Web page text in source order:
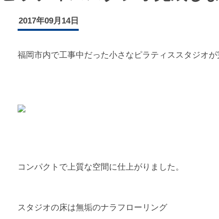
2017年09月14日
福岡市内で工事中だった小さなピラティススタジオが
コンパクトで上質な空間に仕上がりました。
スタジオの床は無垢のナラフローリング